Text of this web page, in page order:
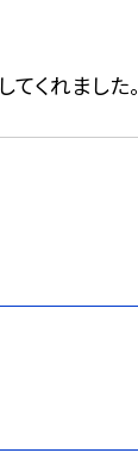
くれました。